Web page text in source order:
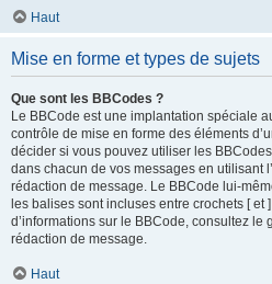
Haut
Mise en forme et types de sujets
Que sont les BBCodes ?
Le BBCode est une implantation spéciale
contrôle de mise en forme des éléments
décider si vous pouvez utiliser les
dans chacun de vos messages en utilisant
rédaction de message. Le BBCode lui-
les balises sont incluses entre crochets [ et
d’informations sur le BBCode, consultez
rédaction de message.
Haut